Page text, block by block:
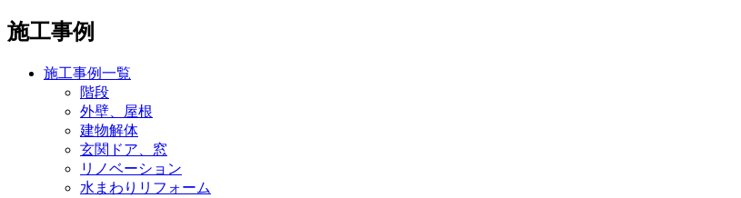
施工事例
施工事例一覧
階段
外壁、屋根
建物解体
玄関ドア、窓
リノベーション
水まわりリフォーム